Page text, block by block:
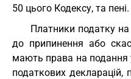
50 цього Кодексу, та пені.
Платники податку
до припинення або
мають права на подання
податкових декларацій,